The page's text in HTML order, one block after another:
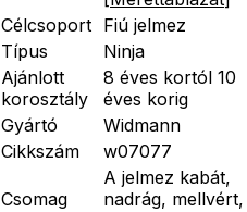
Célcsoport Fiú jelmez
Típus
Ninja
Ajánlott
korosztály
8 éves kortól 10
éves korig
Gyártó
Widmann
Cikkszám
w07077
Csomag
A jelmez kabát,
nadrág, mellvért,